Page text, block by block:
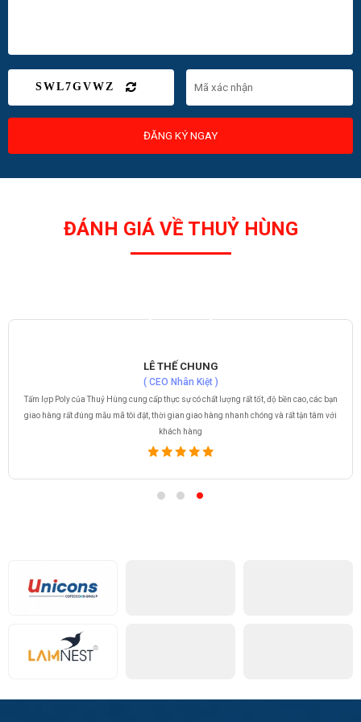
SWL7GVWZ
ĐĂNG KÝ NGAY
ĐÁNH GIÁ VỀ THUỶ HÙNG
LÊ THẾ CHUNG
( CEO Nhân Kiệt )
Tấm lợp Poly của Thuỷ Hùng cung cấp thực sự có chất lượng rất tốt, độ bền cao, các bạn
giao hàng rất đúng mẫu mã tôi đặt, thời gian giao hàng nhanh chóng và rất tận tâm với
khách hàng